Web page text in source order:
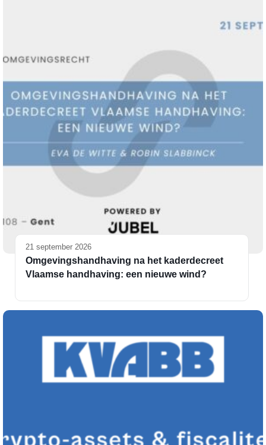
21 september 2026
Omgevingshandhaving na het kaderdecreet
Vlaamse handhaving: een nieuwe wind?